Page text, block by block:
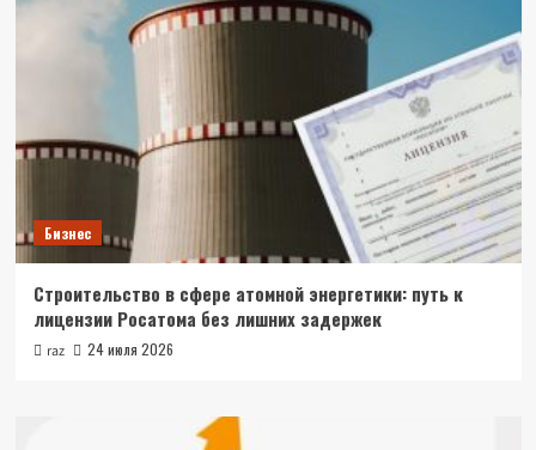
Бизнес
Строительство в сфере атомной энергетики: путь к
лицензии Росатома без лишних задержек
raz 24 июля 2026